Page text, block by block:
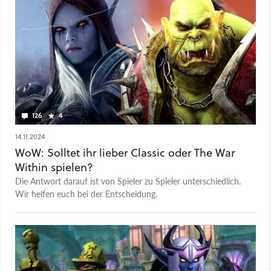
126 4
14.11.2024
WoW: Solltet ihr lieber Classic oder The War
Within spielen?
Die Antwort darauf ist von Spieler zu Spieler unterschiedlich.
Wir helfen euch bei der Entscheidung.